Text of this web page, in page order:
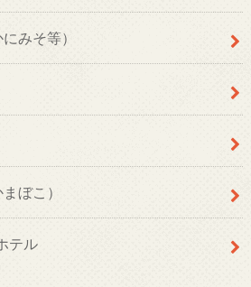
みそ等）
ぼこ）
テル